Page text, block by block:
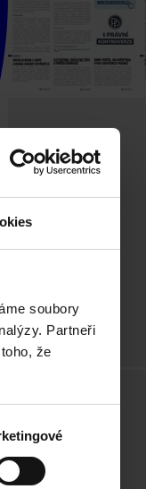
soubory
Partneři
že